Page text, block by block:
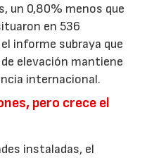
un 0,80% menos que
en 536
informe subraya que
elevación mantiene
internacional.
pero crece el
instaladas, el